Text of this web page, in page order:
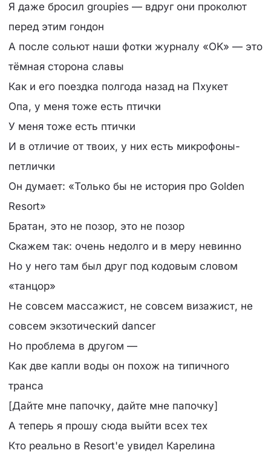
Я даже бросил groupies — вдруг они проколют
перед этим гондон
А после сольют наши фотки журналу «OK» — это
тёмная сторона славы
Как и его поездка полгода назад на Пхукет
Опа, у меня тоже есть птички
У меня тоже есть птички
И в отличие от твоих, у них есть микрофоны-
петлички
Он думает: «Только бы не история про Golden
Resort»
Братан, это не позор, это не позор
Скажем так: очень недолго и в меру невинно
Но у него там был друг под кодовым словом
«танцор»
Не совсем массажист, не совсем визажист, не
совсем экзотический dancer
Но проблема в другом —
Как две капли воды он похож на типичного
транса
[Дайте мне папочку, дайте мне папочку]
А теперь я прошу сюда выйти всех тех
Кто реально в Resort'е увидел Карелина